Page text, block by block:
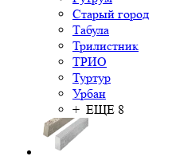
Старый город
Табула
Трилистник
ТРИО
Туртур
Урбан
+ ЕЩЕ 8